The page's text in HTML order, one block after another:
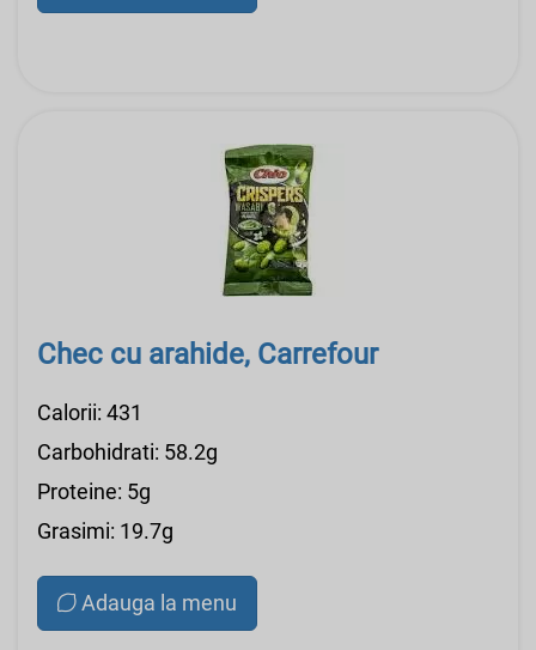
Chec cu arahide, Carrefour
Calorii: 431
Carbohidrati: 58.2g
Proteine: 5g
Grasimi: 19.7g
Adauga la menu